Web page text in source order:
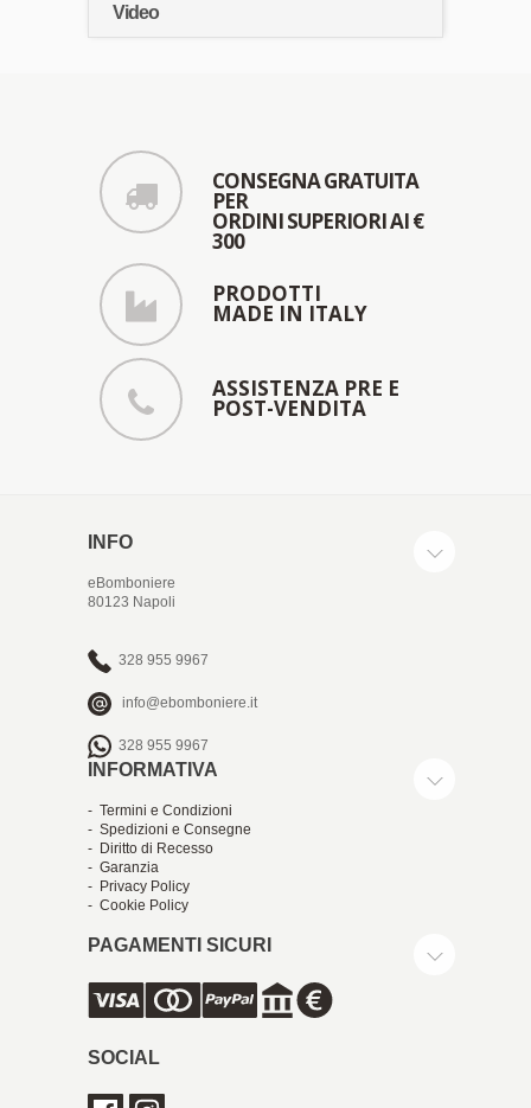
Video
CONSEGNA GRATUITA
PER
ORDINI SUPERIORI AI €
300
PRODOTTI
MADE IN ITALY
ASSISTENZA PRE E
POST-VENDITA
INFO
eBomboniere
80123 Napoli
328 955 9967
info@ebomboniere.it
328 955 9967
INFORMATIVA
- Termini e Condizioni
- Spedizioni e Consegne
- Diritto di Recesso
- Garanzia
- Privacy Policy
- Cookie Policy
PAGAMENTI SICURI
SOCIAL